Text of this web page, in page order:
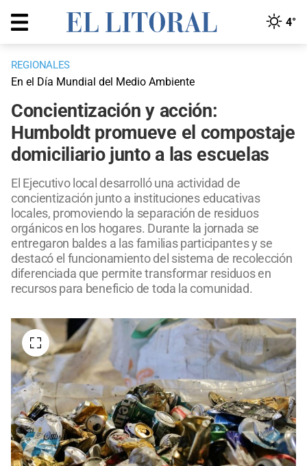
4°
REGIONALES
En el Día Mundial del Medio Ambiente
Concientización y acción:
Humboldt promueve el compostaje
domiciliario junto a las escuelas
El Ejecutivo local desarrolló una actividad de
concientización junto a instituciones educativas
locales, promoviendo la separación de residuos
orgánicos en los hogares. Durante la jornada se
entregaron baldes a las familias participantes y se
destacó el funcionamiento del sistema de recolección
diferenciada que permite transformar residuos en
recursos para beneficio de toda la comunidad.